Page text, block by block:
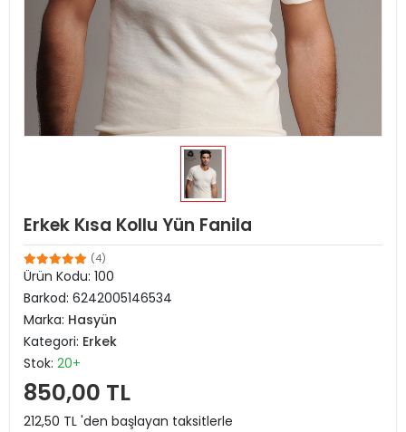
Erkek Kısa Kollu Yün Fanila
(4)
Ürün Kodu: 100
Barkod: 6242005146534
Marka: Hasyün
Kategori: Erkek
Stok: 20+
850,00 TL
212,50 TL 'den başlayan taksitlerle